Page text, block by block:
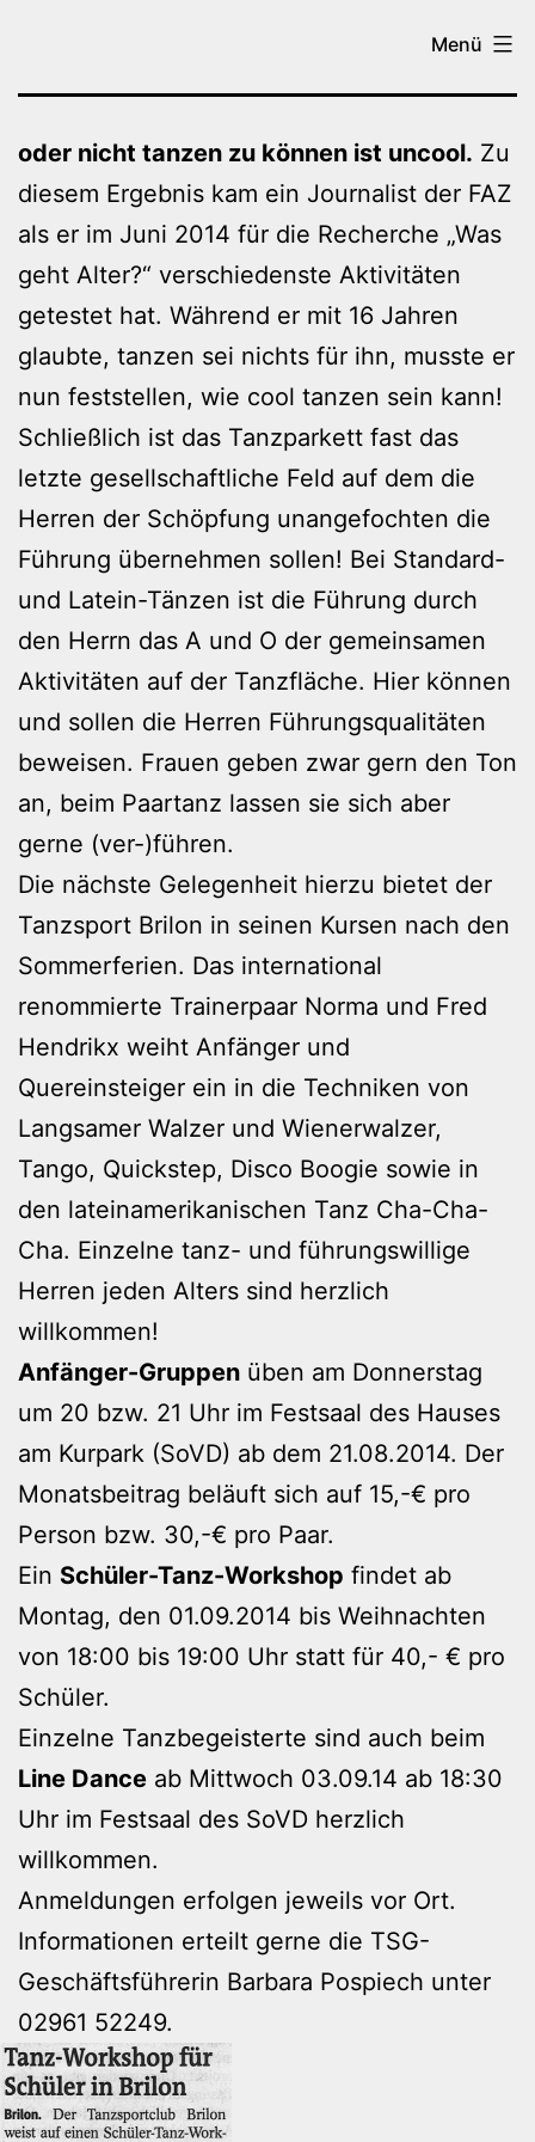
springen
Brilon
Menü
oder nicht tanzen zu können ist uncool. Zu
diesem Ergebnis kam ein Journalist der FAZ
als er im Juni 2014 für die Recherche „Was
geht Alter?“ verschiedenste Aktivitäten
getestet hat. Während er mit 16 Jahren
glaubte, tanzen sei nichts für ihn, musste er
nun feststellen, wie cool tanzen sein kann!
Schließlich ist das Tanzparkett fast das
letzte gesellschaftliche Feld auf dem die
Herren der Schöpfung unangefochten die
Führung übernehmen sollen! Bei Standard-
und Latein-Tänzen ist die Führung durch
den Herrn das A und O der gemeinsamen
Aktivitäten auf der Tanzfläche. Hier können
und sollen die Herren Führungsqualitäten
beweisen. Frauen geben zwar gern den Ton
an, beim Paartanz lassen sie sich aber
gerne (ver-)führen.
Die nächste Gelegenheit hierzu bietet der
Tanzsport Brilon in seinen Kursen nach den
Sommerferien. Das international
renommierte Trainerpaar Norma und Fred
Hendrikx weiht Anfänger und
Quereinsteiger ein in die Techniken von
Langsamer Walzer und Wienerwalzer,
Tango, Quickstep, Disco Boogie sowie in
den lateinamerikanischen Tanz Cha-Cha-
Cha. Einzelne tanz- und führungswillige
Herren jeden Alters sind herzlich
willkommen!
Anfänger-Gruppen üben am Donnerstag
um 20 bzw. 21 Uhr im Festsaal des Hauses
am Kurpark (SoVD) ab dem 21.08.2014. Der
Monatsbeitrag beläuft sich auf 15,-€ pro
Person bzw. 30,-€ pro Paar.
Ein Schüler-Tanz-Workshop findet ab
Montag, den 01.09.2014 bis Weihnachten
von 18:00 bis 19:00 Uhr statt für 40,- € pro
Schüler.
Einzelne Tanzbegeisterte sind auch beim
Line Dance ab Mittwoch 03.09.14 ab 18:30
Uhr im Festsaal des SoVD herzlich
willkommen.
Anmeldungen erfolgen jeweils vor Ort.
Informationen erteilt gerne die TSG-
Geschäftsführerin Barbara Pospiech unter
02961 52249.